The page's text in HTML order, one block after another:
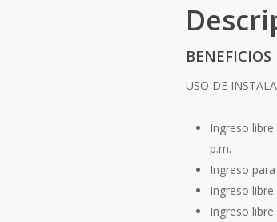
BENEFICIOS
USO DE
Ingreso
p.m.
Ingreso
Ingreso
Ingreso